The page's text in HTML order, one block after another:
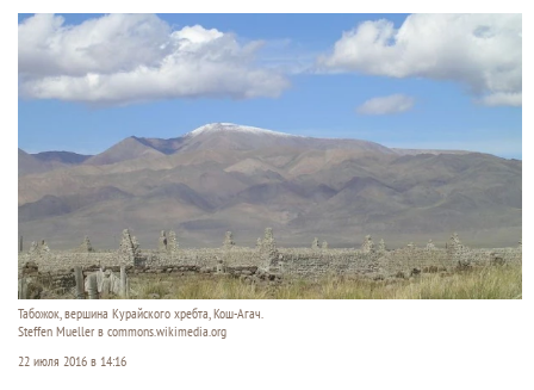
Табожок, вершина Курайского хребта, Кош-Агач.
Steffen Mueller в commons.wikimedia.org
22 июля 2016 в 14:16